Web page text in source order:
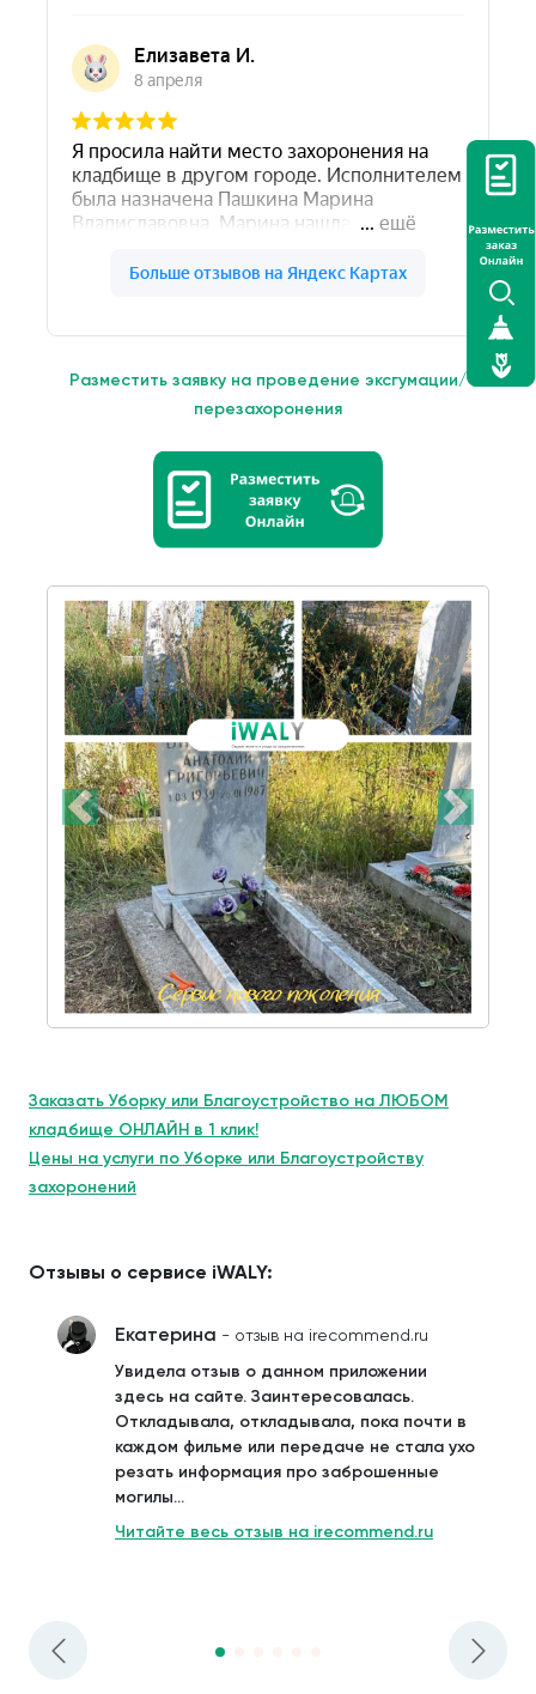
Разместить заявку на проведение эксгумации/
перезахоронения
Заказать Уборку или Благоустройство на ЛЮБОМ
кладбище ОНЛАЙН в 1 клик!
Цены на услуги по Уборке или Благоустройству
захоронений
Отзывы о сервисе iWALY:
Екатерина - отзыв на irecommend.ru
Увидела отзыв о данном приложении
здесь на сайте. Заинтересовалась.
Откладывала, откладывала, пока почти в
каждом фильме или передаче не стала ухо
резать информация про заброшенные
могилы...
Читайте весь отзыв на irecommend.ru